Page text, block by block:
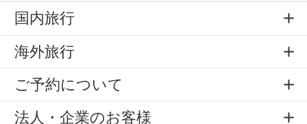
国内旅行
海外旅行
ご予約について
法人・企業のお客様